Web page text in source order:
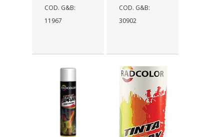
COD. G&B:
11967
COD. G&B:
30902